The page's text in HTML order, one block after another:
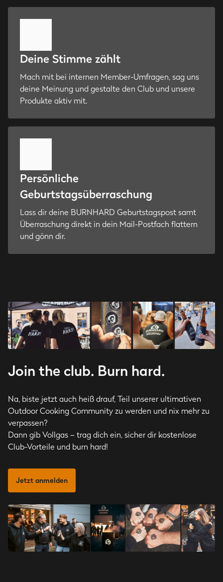
Deine Stimme zählt
Mach mit bei internen Member-Umfragen, sag uns
deine Meinung und gestalte den Club und unsere
Produkte aktiv mit.
Persönliche
Geburtstagsüberraschung
Lass dir deine BURNHARD Geburtstagspost samt
Überraschung direkt in dein Mail-Postfach flattern
und gönn dir.
Join the club. Burn hard.
Na, biste jetzt auch heiß drauf, Teil unserer ultimativen
Outdoor Cooking Community zu werden und nix mehr zu
verpassen?
Dann gib Vollgas – trag dich ein, sicher dir kostenlose
Club-Vorteile und burn hard!
Jetzt anmelden